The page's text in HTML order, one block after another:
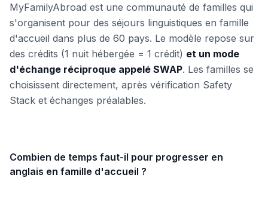
MyFamilyAbroad est une communauté de familles qui
s'organisent pour des séjours linguistiques en famille
d'accueil dans plus de 60 pays. Le modèle repose sur
des crédits (1 nuit hébergée = 1 crédit) et un mode
d'échange réciproque appelé SWAP. Les familles se
choisissent directement, après vérification Safety
Stack et échanges préalables.
Combien de temps faut-il pour progresser en
anglais en famille d'accueil ?